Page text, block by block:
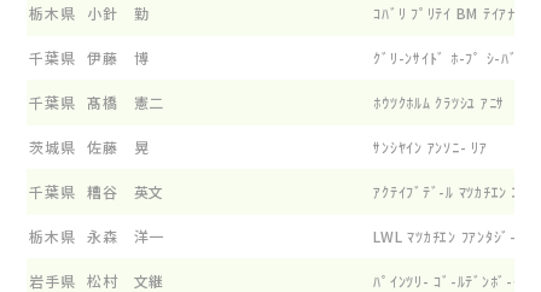
栃木県 小針 勤 ｺﾊﾞﾘ ﾌﾟﾘﾃｲ BM ﾃｲｱﾅ
千葉県 伊藤 博 ｸﾞﾘ-ﾝｻｲﾄﾞ ﾎ-ﾌﾟ ｼ-ﾊﾞ-
千葉県 髙橋 憲二 ﾎｳﾂｸﾎﾙﾑ ｸﾗﾂｼﾕ ｱﾆｻ
茨城県 佐藤 晃 ｻﾝｼﾔｲﾝ ｱﾝｿﾆ- ﾘｱ
千葉県 糟谷 英文 ｱｸﾃｲﾌﾞﾃﾞ-ﾙ ﾏﾂｶﾁｴﾝ ｴﾝｼ
栃木県 永森 洋一 LWL ﾏﾂｶﾁｴﾝ ﾌｱﾝﾀｼﾞ-
岩手県 松村 文継 ﾊﾟｲﾝﾂﾘ- ｺﾞ-ﾙﾃﾞﾝﾎﾞ-ｲ ﾛ